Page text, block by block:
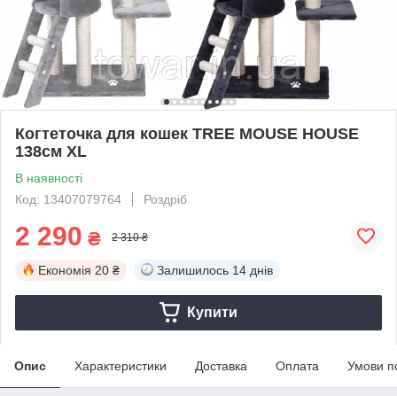
Когтеточка для кошек TREE MOUSE HOUSE
138см XL
В наявності
Код: 13407079764
Роздріб
2 290 ₴ 2 310 ₴
Економія 20 ₴ Залишилось 14 днів
Купити
Опис Характеристики Доставка Оплата Умови